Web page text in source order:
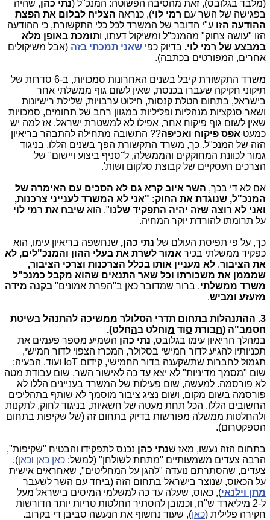
(מלבד בגלובס), זאת מהסיבה הפשוטה: המנכ"ל (נתי כהן, שהיה
בפגישה של השר עם רמי לוי), כנראה הצליח לבלום את הפצת
ההודעה הזו ע"י הדובר של המשרד לכל כלי התקשורת, כי ההודעה
הזו "עושה צחוק" מהמנכ"ל ומשיקול דעתו, ותומכת באופן מלא
במבצע של רמי לוי. בדיוק כפי שאני תמכתי בזה (אבל משיקולים
אחרים, המפורטים בכתבה).
משרד התקשורת קיבל בשנים האחרונות סמכויות, ב-6 סדרות של
תיקוני חקיקה שעברו בכנסת, שאין לשום גוף ממשלתי אחר
בישראל, בתחום הטלת קנסות, חילוט ערבויות, שלילת רישיונות
ושאר סנקציות מנהליות ופליליות במגוון רחב של תחומים, סמכויות
שאין לשום גוף פיקוח אחר, אפילו לא למשטרת ישראל. אז למה יש
כמעט אפס פיקוח ואכיפה?? התשובה מתחילה להתבהר בריאיון
הזה של המנכ"ל. כך, משרד התקשורת הפך בשנים הללו, בניגוד
גמור לכוונת המחוקקים והממשלה, ל"סניף ביצוע ויישום" של
הצרכים העסקיים של קבוצת סלקום ושות'.
אם לא די בכך, השר איוב קרא גם לא הסכים עם האימרה של
המנכ"ל, שנוגדת את החוק: "אני לא המשרד לענייני צרכנות,
ואני לא רוצה שזה יהיה התפקיד שלנו". הוא שיבח את רמי לוי
על תרומתו להורדת יוקר המחיה.
כך, על פי תפיסת העולם של נתי כהן, שנחשפה בריאיון עימו, הוא
כפקיד ממשלתי בכיר אמור לשרת את בעלי ההון והמנכ"לים, לא
את הציבור. לא מעניין אותו בכלל הצרכנות וצרכי הציבור,
שמממן את משכורתו וכל שאר התנאים שהוא מקבל כמנכ"ל
משרד ממשלתי. ברור שמדובר כאן ב"הפרת אמונים" בקנה מידה
מזעזע ומביש.
3. ההתנהלות בתחום תדרי הסלולר ממשיכה להתנהל בשיטת
חסמב"ה (חבורת סוד מוחלט בהחלט).
במהלך הריאיון עימו בגלובס, נתי כהן השמיע מספר פעמים את
תכניותיו להגיע לדור חמישי בסלולר, המכרז הצפוי לדור חמישי,
תגמול לחברות שתשקענה בדור החמישי, קידום IoT ועוד. הבעיה:
שום "מסמך מדיניות" לא יצא עד כה לאישור השר, שום עבודת מטה
לא פורסמה. למעשה, שום פעילות של המשרד בעניינים הללו לא
פורסמה בשום מקום, ושום נציג ציבור מוסמך לא שותף בתהליכים
החשובים הללו. הכל תחת מעטה של חשאיות, בניגוד לחוק, לתקנות
ולהחלטות ממשלה מפורשות בדיוק בתחום זה (של שקיפות בתחום
הספקטרום).
בתחום הזה נעשו, מאז שנתי כהן נכנס לתפקידו והבטיח "שקיפות",
הרבה צעדים משמעותיים "מתחת לשולחן" (למשל: כאן כאן וכאן),
צעדים, שהסתרתם נועדה "להגן על המחליטים", שאחראים אישית
על הכאוס, שנוצר בישראל בתחום הזה (ביחד עם השר לשעבר
מתן וילנאי), כאוס, שעלה עד כה למשלמי המיסים בישראל מעל
ל-2 מיליארד ש"ח, וכמובן להסתיר החלטות טריות יותר הדורשות
חקירה פלילית (כאן), שעוד נחשוף את הנעשה סביבן די בקרוב.